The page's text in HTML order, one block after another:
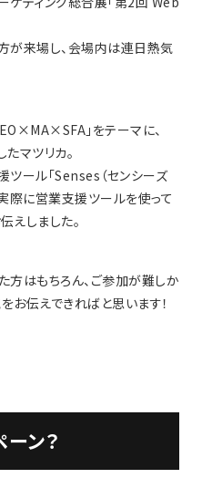
が来場し、会場内は連日熱気
」をテーマに、
マツリカ。
ツール「Senses（センシーズ
際に営業支援ツールを使って
えしました。
方はもちろん、ご参加が難しか
お伝えできればと思います！
ン？